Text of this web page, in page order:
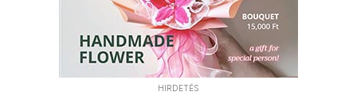
HIRDETÉS